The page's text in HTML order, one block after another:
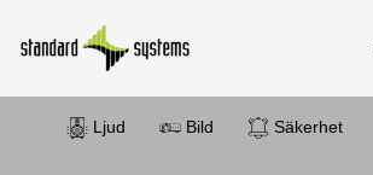
Ljud Bild Säkerhet